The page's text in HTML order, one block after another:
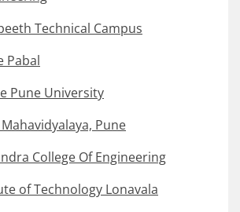
Technical Campus
Pabal
Pune University
Pune
College Of Engineering
of Technology Lonavala